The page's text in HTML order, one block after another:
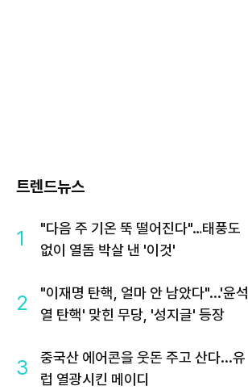
트렌드뉴스
1
"다음 주 기온 뚝 떨어진다"…태풍도
없이 열돔 박살 낸 '이것'
2
"이재명 탄핵, 얼마 안 남았다"...'윤석
열 탄핵' 맞힌 무당, '성지글' 등장
3
중국산 에어콘을 웃돈 주고 산다...유
럽 열광시킨 메이디